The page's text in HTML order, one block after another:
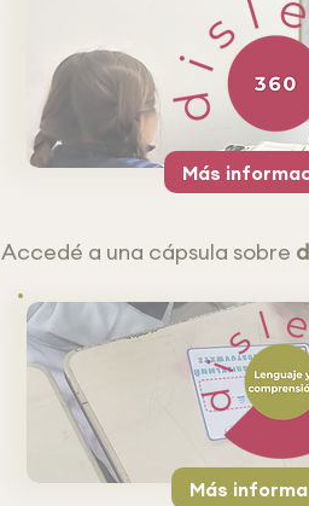
Más
Accedé a una cápsula sobre
Más